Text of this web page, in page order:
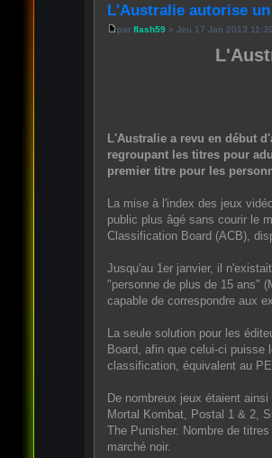
L'Australie autorise
par flash59 » Jeu 17 Jan 2013 11:39
L'Australie a revu en début
regroupant les titres pour
premier titre pour les
La mise à l'index des jeux
public plus âgé sans courir le
Classification Board (ACB),
Jusqu'au 1er janvier, il
"personne de plus de 15 ans"
capable de correspondre aux
La seule solution pour les
Board, afin que celui-ci puisse
classification, équivalent au
De nombreux jeux étaient
Mortal Kombat, Postal 1 & 2,
The Punisher. Nombre de
marché noir.